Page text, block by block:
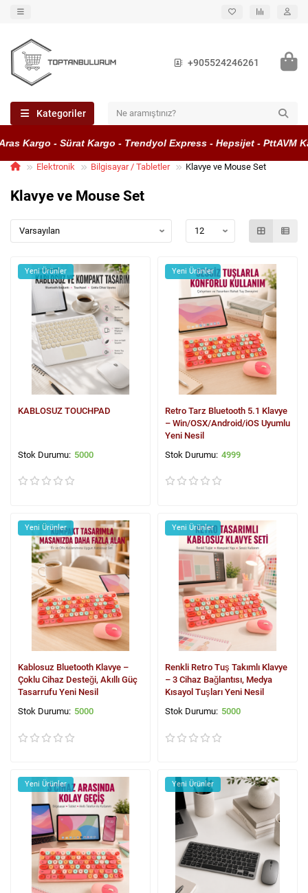
+905524246261
Kategoriler
Kargo - Sürat Kargo - Trendyol Express - Hepsijet - PttAVM
Elektronik Bilgisayar / Tabletler Klavye ve Mouse Set
Klavye ve Mouse Set
Yeni Ürünler
KABLOSUZ TOUCHPAD
5000
Yeni Ürünler
Retro Tarz Bluetooth 5.1 Klavye
– Win/OSX/Android/iOS Uyumlu
Yeni Nesil
4999
Yeni Ürünler
Kablosuz Bluetooth Klavye –
Çoklu Cihaz Desteği, Akıllı Güç
Tasarrufu Yeni Nesil
5000
Yeni Ürünler
Renkli Retro Tuş Takımlı Klavye
– 3 Cihaz Bağlantısı, Medya
Kısayol Tuşları Yeni Nesil
5000
Yeni Ürünler Yeni Ürünler